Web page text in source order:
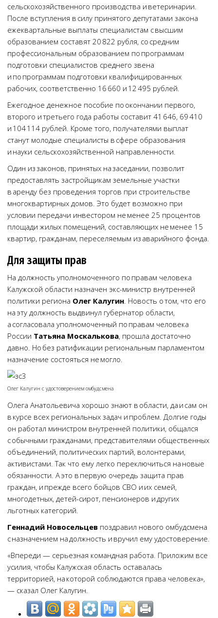
сельскохозяйственного производства и ветеринарии.
После вступления в силу принятого депутатами закона
ежеквартальные выплаты специалистам с высшим
образованием составят 20 822 рубля, со средним
профессиональным образованием по программам
подготовки специалистов среднего звена
и по программам подготовки квалифицированных
рабочих, соответственно 16 660 и 12 495 рублей.
Ежегодное денежное пособие по окончании первого,
второго и третьего года работы составит 41 646, 69 410
и 104 114 рублей. Кроме того, получателями выплат
станут молодые специалисты в сфере образования
и науки сельскохозяйственной направленности.
Один из законов, принятых на заседании, позволит
предоставлять застройщикам земельные участки
в аренду без проведения торгов при строительстве
многоквартирных домов. Это будет возможно при
условии передачи инвестором не менее 25 процентов
площади жилых помещений, составляющих не менее 15
квартир, гражданам, переселяемым из аварийного фонда.
Для защиты прав
На должность уполномоченного по правам человека
Калужской области назначен экс-министр внутренней
политики региона Олег Калугин. Новость о том, что его
на эту должность выдвинул губернатор области,
а согласовала уполномоченный по правам человека
России Татьяна Москалькова, прошла достаточно
давно. Но без ратификации региональным парламентом
назначение состояться не могло.
Олег Калугин с удостоверением омбудсмена
Олега Анатольевича хорошо знают в области, да и сам он
в курсе всех региональных задач и проблем. Долгие годы
он работал министром внутренней политики, общался
с обычными гражданами, представителями общественных
объединений, политических партий, волонтерами,
активистами. Так что ему легко переключиться на новые
обязанности. А это в первую очередь защита прав
граждан, и прежде всего бойцов СВО и их семей,
многодетных, детей-сирот, пенсионеров и других
льготных категорий.
Геннадий Новосельцев поздравил нового омбудсмена
с назначением на должность и вручил ему удостоверение.
«Впереди — серьезная командная работа. Приложим все
усилия, чтобы Калужская область оставалась
территорией, на которой соблюдаются права человека»,
— сказал Олег Калугин.